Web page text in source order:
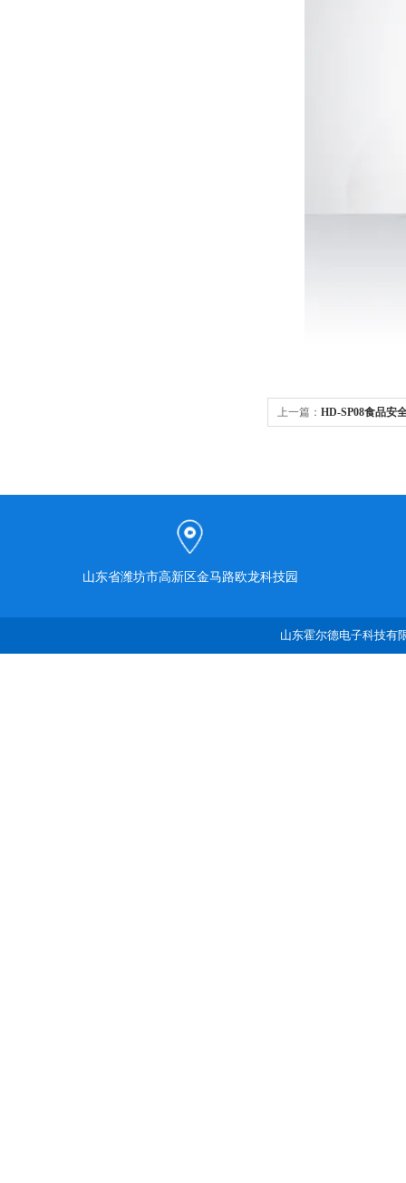
上一篇： HD-SP08食品安
山东省潍坊市高新区金马路欧龙科技园
山东霍尔德电子科技有